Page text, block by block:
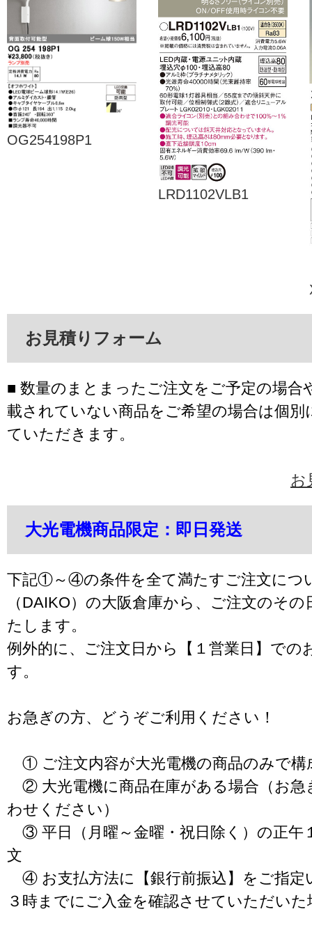
OG254198P1
LRD1102VLB1
お見積りフォーム
■ 数量のまとまったご注文をご予定の場合
載されていない商品をご希望の場合は個別
ていただきます。
お
大光電機商品限定：即日発送
下記①～④の条件を全て満たすご注文につ
（DAIKO）の大阪倉庫から、ご注文のそ
たします。
例外的に、ご注文日から【１営業日】での
す。
お急ぎの方、どうぞご利用ください！
① ご注文内容が大光電機の商品のみで構
② 大光電機に商品在庫がある場合（お急
わせください）
③ 平日（月曜～金曜・祝日除く）の正午
文
④ お支払方法に【銀行前振込】をご指定
３時までにご入金を確認させていただいた